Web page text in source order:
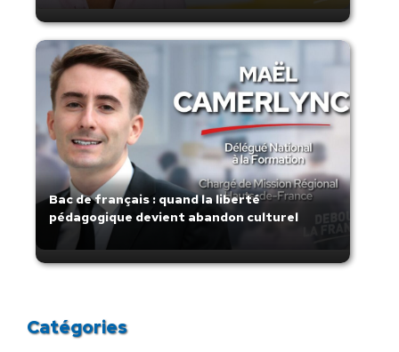
Bac de français : quand la liberté
pédagogique devient abandon culturel
Catégories